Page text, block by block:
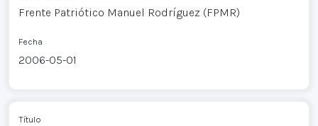
Frente Patriótico Manuel Rodríguez (FPMR)
Fecha
2006-05-01
Título